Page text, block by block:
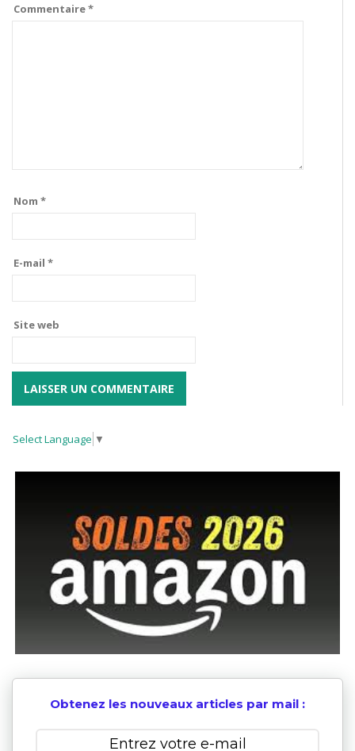
Commentaire*
Nom *
E-mail *
Site web
Select Language ▼
Obtenez les nouveaux articles par mail :